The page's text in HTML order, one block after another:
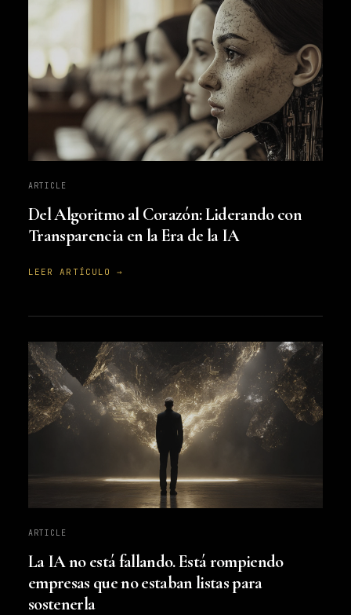
ARTICLE
Del Algoritmo al Corazón: Liderando con
Transparencia en la Era de la IA
LEER ARTÍCULO →
ARTICLE
La IA no está fallando. Está rompiendo
empresas que no estaban listas para
sostenerla